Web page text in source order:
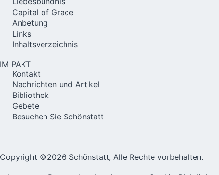
Capital of Grace
Anbetung
Links
Inhaltsverzeichnis
IM PAKT
Kontakt
Nachrichten und Artikel
Bibliothek
Gebete
Besuchen Sie Schönstatt
Copyright ©2026 Schönstatt, Alle Rechte vorbehalten.